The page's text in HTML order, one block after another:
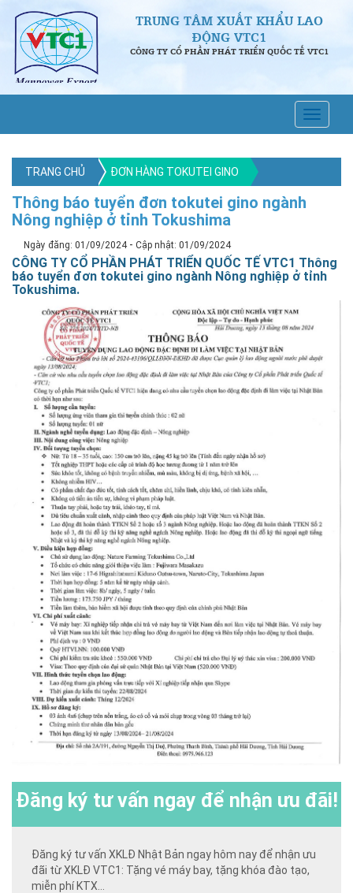
TRUNG TÂM XUẤT KHẨU LAO
ĐỘNG VTC1
CÔNG TY CỔ PHẦN PHÁT TRIỂN QUỐC TẾ VTC1
TRANG CHỦ ĐƠN HÀNG TOKUTEI GINO
Thông báo tuyển đơn tokutei gino ngành
Nông nghiệp ở tỉnh Tokushima
Ngày đăng: 01/09/2024- Cập nhật: 01/09/2024
CÔNG TY CỔ PHẦN PHÁT TRIỂN QUỐC TẾ VTC1 Thông
báo tuyển đơn tokutei gino ngành Nông nghiệp ở tỉnh
Tokushima.
Đăng ký tư vấn ngay để nhận ưu đãi!
Đăng ký tư vấn XKLĐ Nhật Bản ngay hôm nay để nhận ưu
đãi từ XKLĐ VTC1: Tặng vé máy bay, tặng khóa đào tạo,
miễn phí KTX...